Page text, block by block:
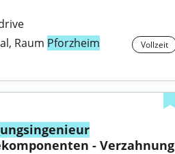
Raum Pforzheim Vollzeit
- Verzahnung